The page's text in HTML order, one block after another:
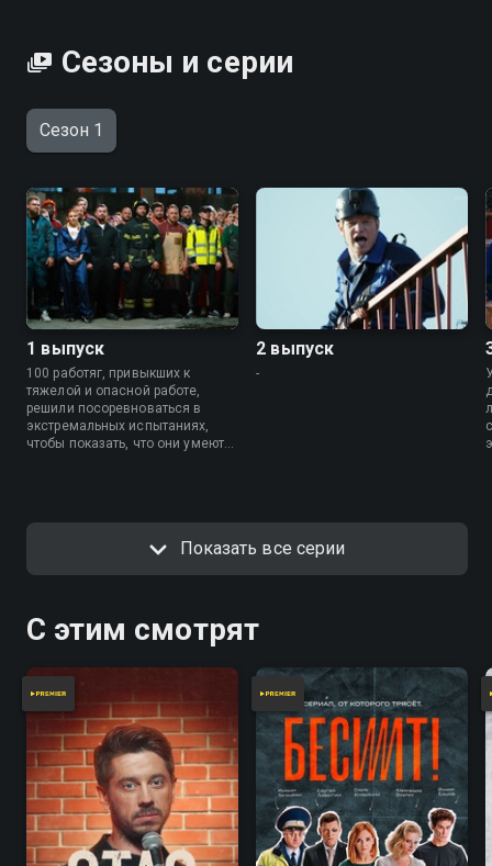
Сезоны и серии
Сезон 1
1 выпуск
100 работяг, привыкших к
тяжелой и опасной работе,
решили посоревноваться в
экстремальных испытаниях,
чтобы показать, что они умеют
самых быстрых пройдут в
2 выпуск
-
Показать все серии
С этим смотрят